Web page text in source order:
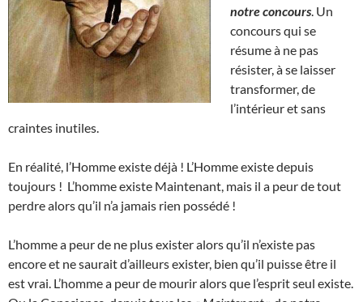
notre concours . Un
concours qui se
résume à ne pas
résister, à se laisser
transformer, de
l’intérieur et sans
craintes inutiles.
En réalité, l’Homme existe déjà ! L’Homme existe depuis
toujours ! L’homme existe Maintenant, mais il a peur de tout
perdre alors qu’il n’a jamais rien possédé !
L’homme a peur de ne plus exister alors qu’il n’existe pas
encore et ne saurait d’ailleurs exister, bien qu’il puisse être il
est vrai. L’homme a peur de mourir alors que l’esprit seul existe.